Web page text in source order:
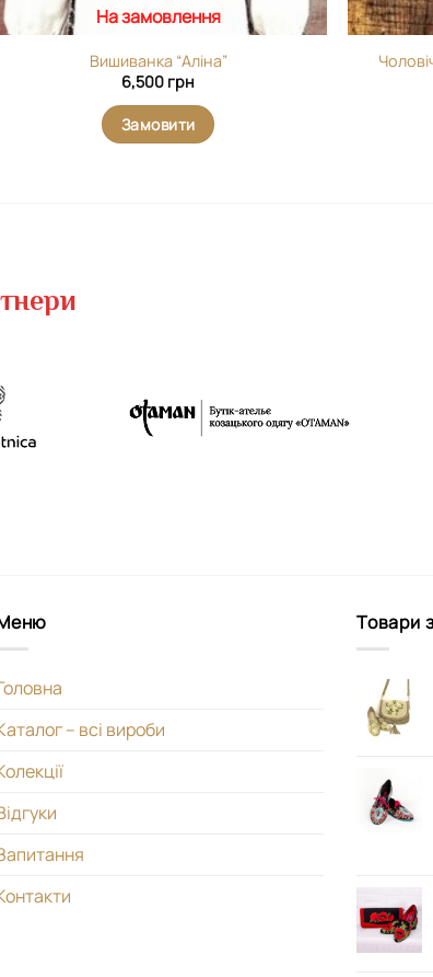
На замовлення
Вишиванка “Аліна”
6,500 грн
Замовити
– всі вироби
Товари